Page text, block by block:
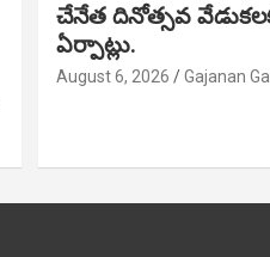
చేనేత దినోత్సవ
ఏర్పాట్లు.
August 6, 2026 Gajanan